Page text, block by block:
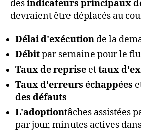
desindicateurs principaux
devraient être déplacés au
Délai d'exécution de la
Débitpar semaine pour le
Taux de reprise ettaux
Taux d'erreurs échappées
des défauts
L'adoptiontâches assistées
par jour, minutes actives